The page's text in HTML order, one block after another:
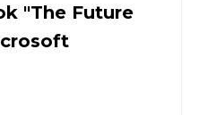
"The Future